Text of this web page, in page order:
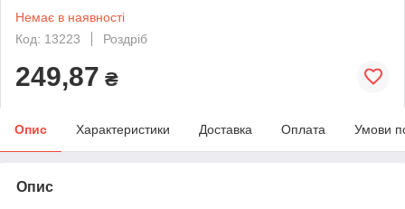
Немає в наявності
Код: 13223
Роздріб
249,87 ₴
Опис Характеристики Доставка Оплата Умови
Опис